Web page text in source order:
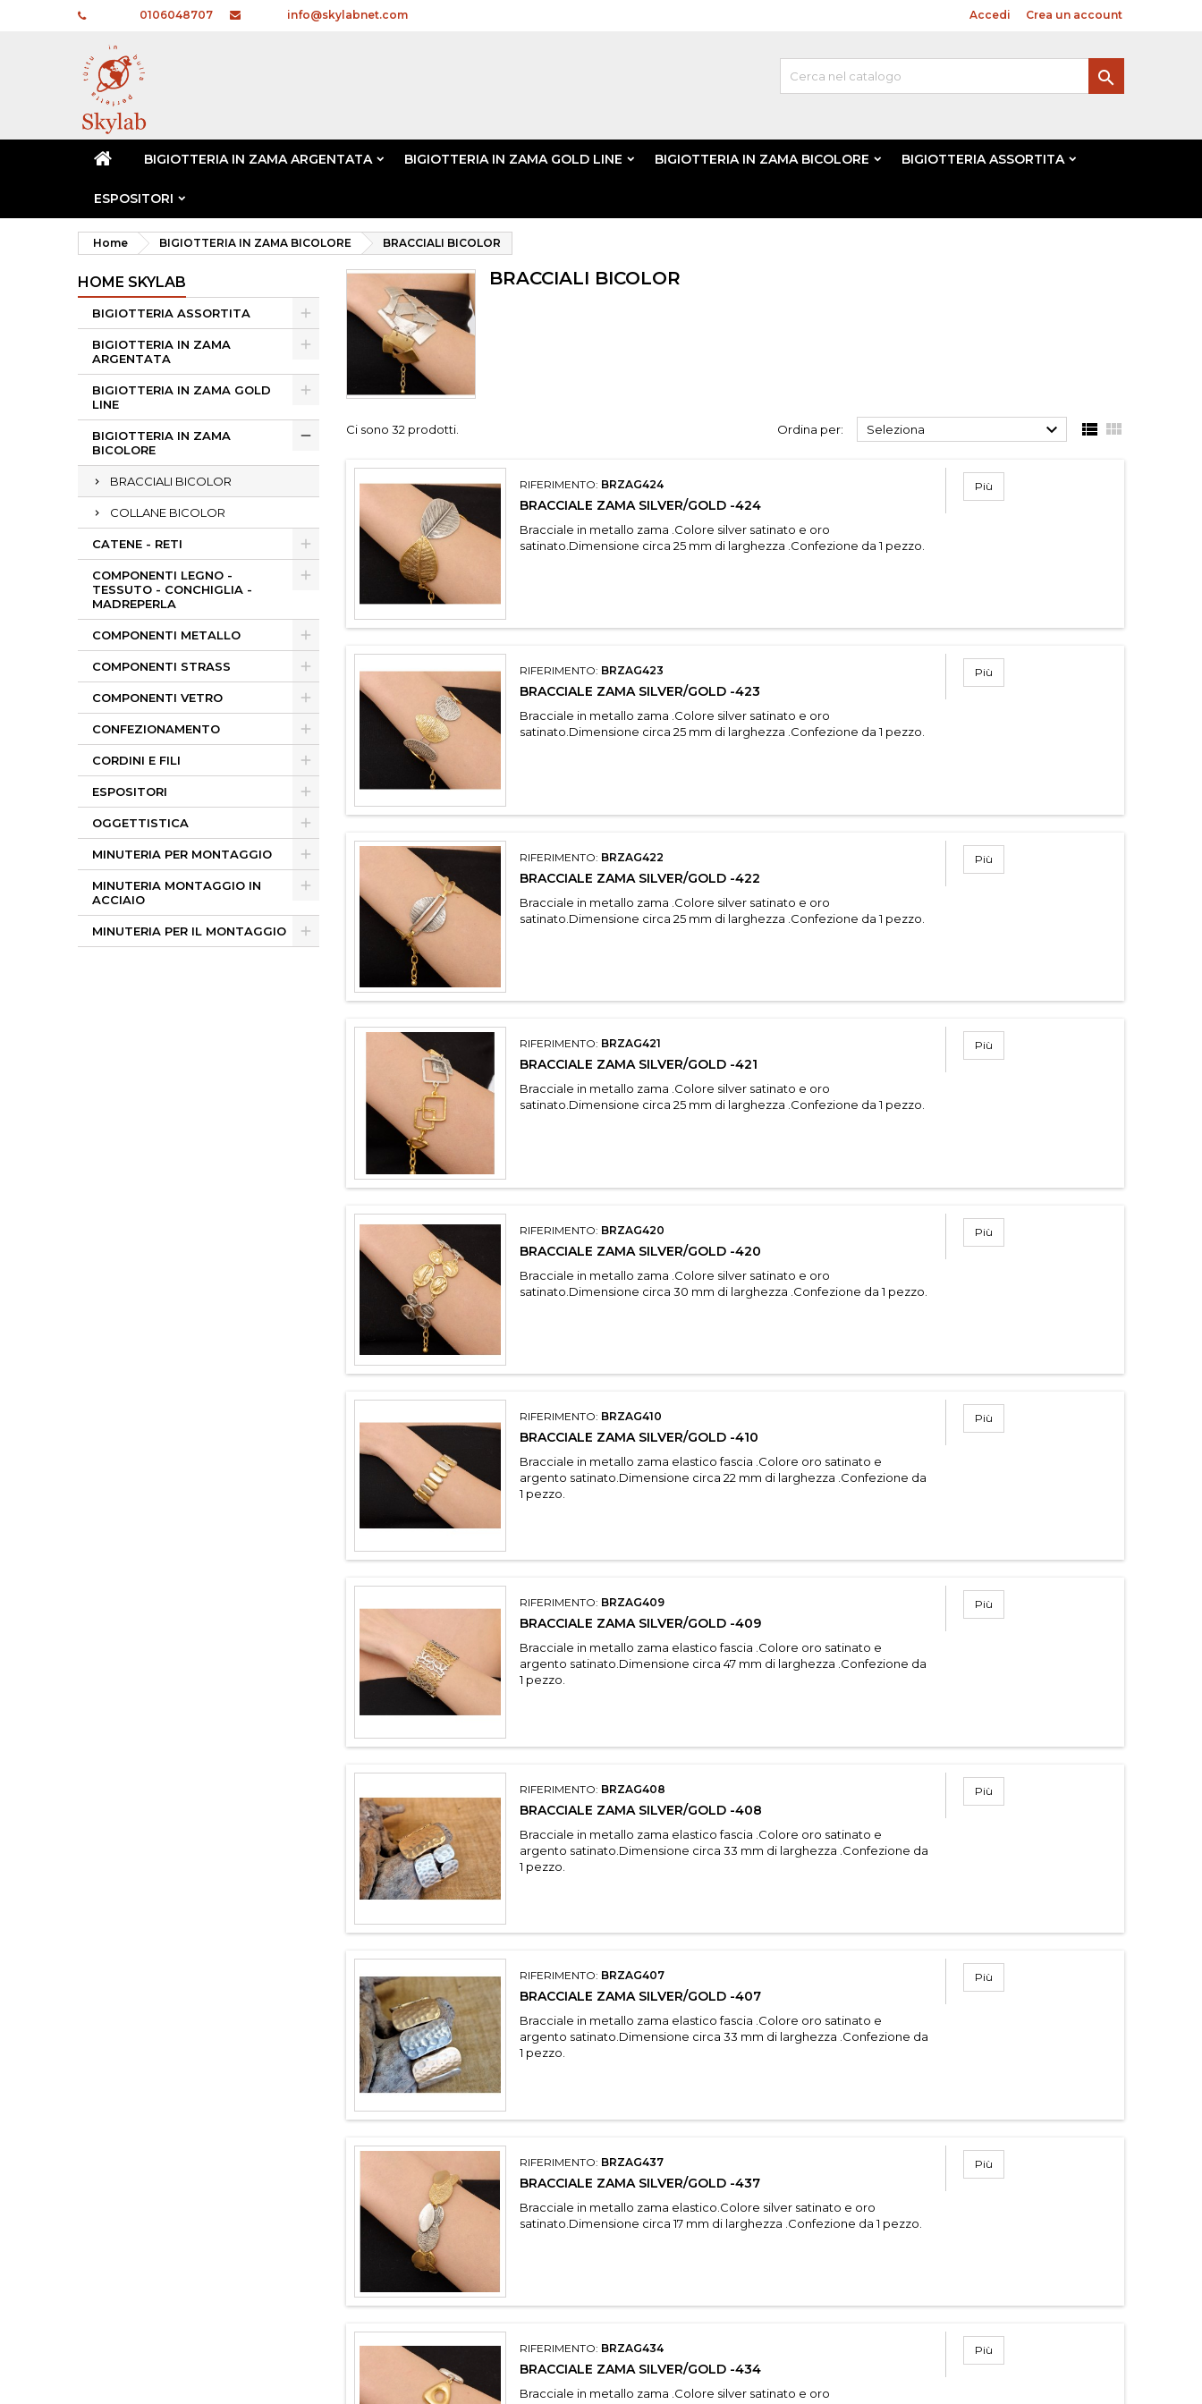
0106048707 info@skylabnet.com Accedi Crea un account

BIGIOTTERIA IN ZAMA ARGENTATA BIGIOTTERIA IN ZAMA GOLD LINE BIGIOTTERIA IN ZAMA BICOLORE BIGIOTTERIA ASSORTITA
ESPOSITORI
Home BIGIOTTERIA IN ZAMA BICOLORE BRACCIALI BICOLOR
HOME SKYLAB
BIGIOTTERIA ASSORTITA
BIGIOTTERIA IN ZAMA
ARGENTATA
BIGIOTTERIA IN ZAMA GOLD
LINE
BIGIOTTERIA IN ZAMA
BICOLORE
BRACCIALI BICOLOR
COLLANE BICOLOR
CATENE - RETI
COMPONENTI LEGNO -
TESSUTO - CONCHIGLIA -
MADREPERLA
COMPONENTI METALLO
COMPONENTI STRASS
COMPONENTI VETRO
CONFEZIONAMENTO
CORDINI E FILI
ESPOSITORI
OGGETTISTICA
MINUTERIA PER MONTAGGIO
MINUTERIA MONTAGGIO IN
ACCIAIO
MINUTERIA PER IL MONTAGGIO
BRACCIALI BICOLOR
Ci sono 32 prodotti. Ordina per: Seleziona   
RIFERIMENTO: BRZAG424
BRACCIALE ZAMA SILVER/GOLD -424
Bracciale in metallo zama .Colore silver satinato e oro
satinato.Dimensione circa 25 mm di larghezza .Confezione da 1 pezzo.
Più
RIFERIMENTO: BRZAG423
BRACCIALE ZAMA SILVER/GOLD -423
Bracciale in metallo zama .Colore silver satinato e oro
satinato.Dimensione circa 25 mm di larghezza .Confezione da 1 pezzo.
Più
RIFERIMENTO: BRZAG422
BRACCIALE ZAMA SILVER/GOLD -422
Bracciale in metallo zama .Colore silver satinato e oro
satinato.Dimensione circa 25 mm di larghezza .Confezione da 1 pezzo.
Più
RIFERIMENTO: BRZAG421
BRACCIALE ZAMA SILVER/GOLD -421
Bracciale in metallo zama .Colore silver satinato e oro
satinato.Dimensione circa 25 mm di larghezza .Confezione da 1 pezzo.
Più
RIFERIMENTO: BRZAG420
BRACCIALE ZAMA SILVER/GOLD -420
Bracciale in metallo zama .Colore silver satinato e oro
satinato.Dimensione circa 30 mm di larghezza .Confezione da 1 pezzo.
Più
RIFERIMENTO: BRZAG410
BRACCIALE ZAMA SILVER/GOLD -410
Bracciale in metallo zama elastico fascia .Colore oro satinato e
argento satinato.Dimensione circa 22 mm di larghezza .Confezione da
1 pezzo.
Più
RIFERIMENTO: BRZAG409
BRACCIALE ZAMA SILVER/GOLD -409
Bracciale in metallo zama elastico fascia .Colore oro satinato e
argento satinato.Dimensione circa 47 mm di larghezza .Confezione da
1 pezzo.
Più
RIFERIMENTO: BRZAG408
BRACCIALE ZAMA SILVER/GOLD -408
Bracciale in metallo zama elastico fascia .Colore oro satinato e
argento satinato.Dimensione circa 33 mm di larghezza .Confezione da
1 pezzo.
Più
RIFERIMENTO: BRZAG407
BRACCIALE ZAMA SILVER/GOLD -407
Bracciale in metallo zama elastico fascia .Colore oro satinato e
argento satinato.Dimensione circa 33 mm di larghezza .Confezione da
1 pezzo.
Più
RIFERIMENTO: BRZAG437
BRACCIALE ZAMA SILVER/GOLD -437
Bracciale in metallo zama elastico.Colore silver satinato e oro
satinato.Dimensione circa 17 mm di larghezza .Confezione da 1 pezzo.
Più
RIFERIMENTO: BRZAG434
BRACCIALE ZAMA SILVER/GOLD -434
Bracciale in metallo zama .Colore silver satinato e oro
Più